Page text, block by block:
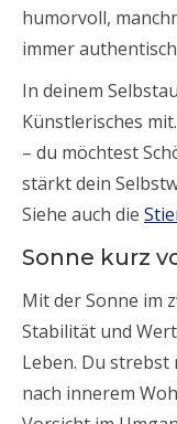
humorvoll,
immer
In deinem
Künstlerisches
– du möchtest
stärkt dein
Siehe auch die
Sonne kurz
Mit der Sonne im
Stabilität und
Leben. Du strebst
nach innerem